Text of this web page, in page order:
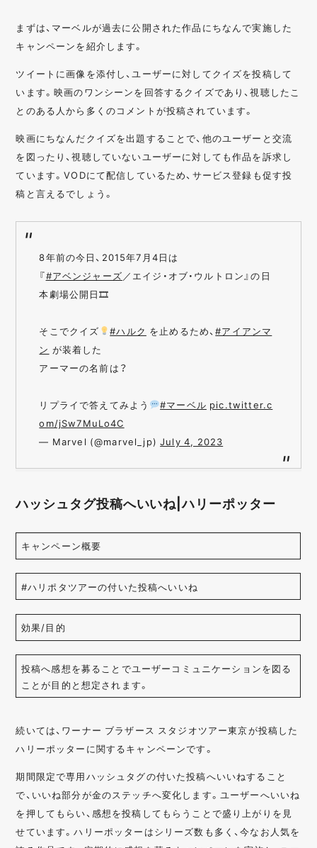
まずは、マーベルが過去に公開された作品にちなんで実施した
キャンペーンを紹介します。
ツイートに画像を添付し、ユーザーに対してクイズを投稿して
います。映画のワンシーンを回答するクイズであり、視聴したこ
とのある人から多くのコメントが投稿されています。
映画にちなんだクイズを出題することで、他のユーザーと交流
を図ったり、視聴していないユーザーに対しても作品を訴求し
ています。VODにて配信しているため、サービス登録も促す投
稿と言えるでしょう。
8年前の今日、2015年7月4日は
『#アベンジャーズ ／エイジ・オブ・ウルトロン』の日
本劇場公開日🎞
そこでクイズ #ハルク を止めるため、#アイアンマ
ン が装着した
アーマーの名前は？
リプライで答えてみよう #マーベル pic.twitter.c
om/jSw7MuLo4C
— Marvel (@marvel_jp)July 4, 2023
ハッシュタグ投稿へいいね|ハリーポッター
キャンペーン概要
#ハリポタツアーの付いた投稿へいいね
効果/目的
投稿へ感想を募ることでユーザーコミュニケーションを図る
ことが目的と想定されます。
続いては、ワーナー ブラザース スタジオツアー東京​が投稿した
ハリーポッターに関するキャンペーンです。
期間限定で専用ハッシュタグの付いた投稿へいいねすること
で、いいね部分が金のステッチへ変化します。ユーザーへいいね
を押してもらい、感想を投稿してもらうことで盛り上がりを見
せています。ハリーポッターはシリーズ数も多く、今なお人気を